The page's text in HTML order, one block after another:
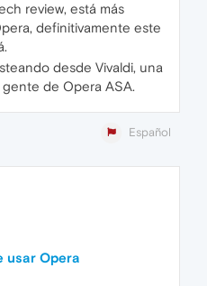
review, está más
definitivamente este
desde Vivaldi, una
de Opera ASA.
Español
usar Opera